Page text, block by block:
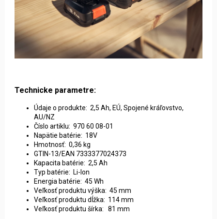
Technicke parametre:
Údaje o produkte: 2,5 Ah, EÚ, Spojené kráľovstvo,
AU/NZ
Číslo artiklu: 970 60 08-01
Napätie batérie: 18V
Hmotnosť: 0,36 kg
GTIN-13/EAN 7333377024373
Kapacita batérie: 2,5 Ah
Typ batérie: Li-Ion
Energia batérie: 45 Wh
Veľkosť produktu výška: 45 mm
Veľkosť produktu dĺžka: 114 mm
Veľkosť produktu šírka: 81 mm